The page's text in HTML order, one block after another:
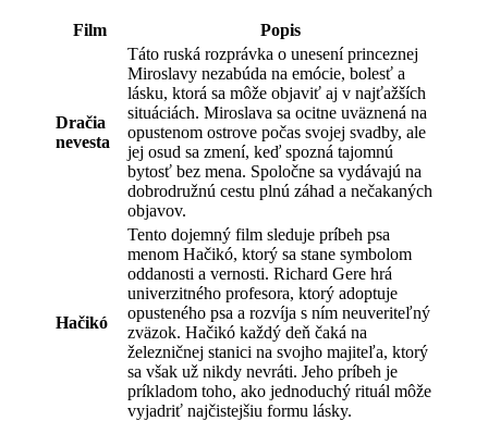
Film Popis
Dračia
nevesta
Táto ruská rozprávka o unesení princeznej
Miroslavy nezabúda na emócie, bolesť a
lásku, ktorá sa môže objaviť aj v najťažších
situáciách. Miroslava sa ocitne uväznená na
opustenom ostrove počas svojej svadby, ale
jej osud sa zmení, keď spozná tajomnú
bytosť bez mena. Spoločne sa vydávajú na
dobrodružnú cestu plnú záhad a nečakaných
objavov.
Hačikó
Tento dojemný film sleduje príbeh psa
menom Hačikó, ktorý sa stane symbolom
oddanosti a vernosti. Richard Gere hrá
univerzitného profesora, ktorý adoptuje
opusteného psa a rozvíja s ním neuveriteľný
zväzok. Hačikó každý deň čaká na
železničnej stanici na svojho majiteľa, ktorý
sa však už nikdy nevráti. Jeho príbeh je
príkladom toho, ako jednoduchý rituál môže
vyjadriť najčistejšiu formu lásky.